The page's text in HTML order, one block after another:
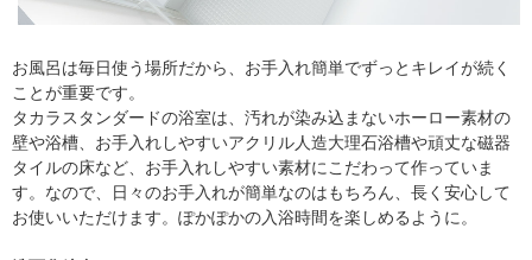
お風呂は毎日使う場所だから、お手入れ簡単でずっとキレイが続く
ことが重要です。
タカラスタンダードの浴室は、汚れが染み込まないホーロー素材の
壁や浴槽、お手入れしやすいアクリル人造大理石浴槽や頑丈な磁器
タイルの床など、お手入れしやすい素材にこだわって作っていま
す。なので、日々のお手入れが簡単なのはもちろん、長く安心して
お使いいただけます。ぽかぽかの入浴時間を楽しめるように。